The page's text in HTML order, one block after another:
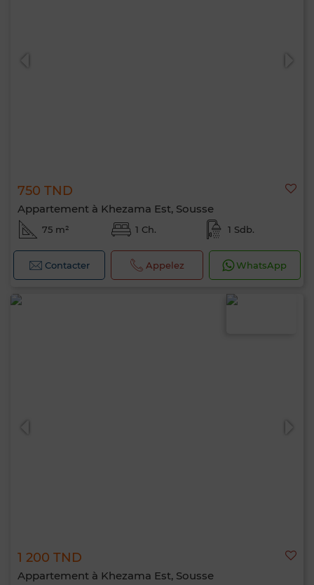
750 TND
Appartement à Khezama Est, Sousse
75 m² 1 Ch. 1 Sdb.
Contacter Appelez WhatsApp
1 200 TND
Appartement à Khezama Est, Sousse